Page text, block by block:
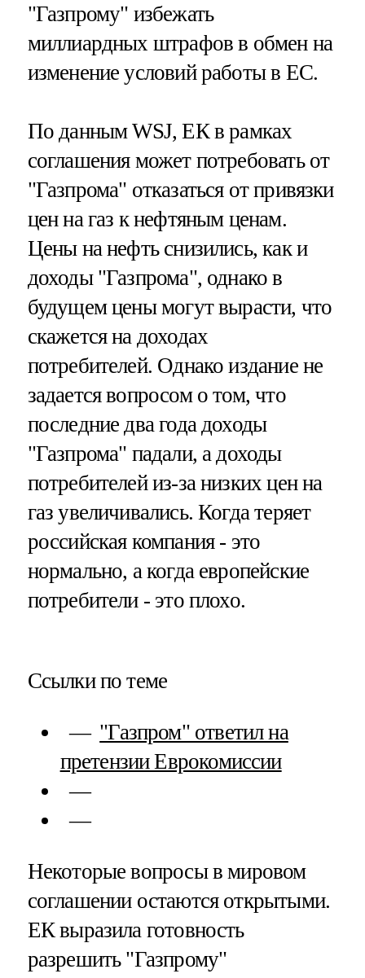
"Газпрому" избежать
миллиардных штрафов в обмен на
изменение условий работы в ЕС.
По данным WSJ, ЕК в рамках
соглашения может потребовать от
"Газпрома" отказаться от привязки
цен на газ к нефтяным ценам.
Цены на нефть снизились, как и
доходы "Газпрома", однако в
будущем цены могут вырасти, что
скажется на доходах
потребителей. Однако издание не
задается вопросом о том, что
последние два года доходы
"Газпрома" падали, а доходы
потребителей из-за низких цен на
газ увеличивались. Когда теряет
российская компания - это
нормально, а когда европейские
потребители - это плохо.
Ссылки по теме
"Газпром" ответил на
претензии Еврокомиссии
Некоторые вопросы в мировом
соглашении остаются открытыми.
ЕК выразила готовность
разрешить "Газпрому"